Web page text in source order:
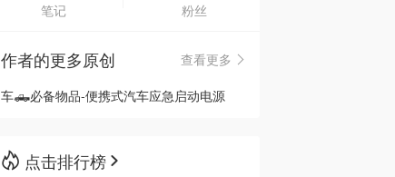
🇦🇺
🇳🇿新西兰
笔记 粉丝
作者的更多原创
查看更多
车🛻必备物品-便携式汽车应急启动电源
点击排行榜